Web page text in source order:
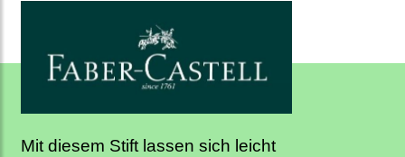
Mit diesem Stift lassen sich leicht